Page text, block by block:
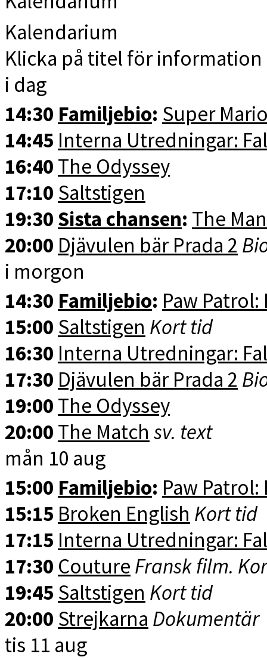
Kalendarium
Klicka på titel för
i dag
14:30 Familjebio: Super
14:45 Interna Utredningar:
16:40 The Odyssey
17:10 Saltstigen
19:30 Sista chansen: The
20:00 Djävulen bär Prada 2
i morgon
14:30 Familjebio: Paw
15:00 Saltstigen Kort tid
16:30 Interna Utredningar:
17:30 Djävulen bär Prada 2
19:00 The Odyssey
20:00 The Match sv. text
mån 10 aug
15:00 Familjebio: Paw
15:15 Broken English Kort tid
17:15 Interna Utredningar:
17:30 Couture Fransk film.
19:45 Saltstigen Kort tid
20:00 Strejkarna Dokumentär
tis 11 aug